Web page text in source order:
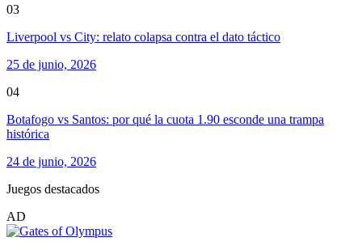
03
Liverpool vs City: relato colapsa contra el dato táctico
25 de junio, 2026
04
Botafogo vs Santos: por qué la cuota 1.90 esconde una trampa
histórica
24 de junio, 2026
Juegos destacados
AD